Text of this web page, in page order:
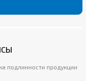
подлинности продукции